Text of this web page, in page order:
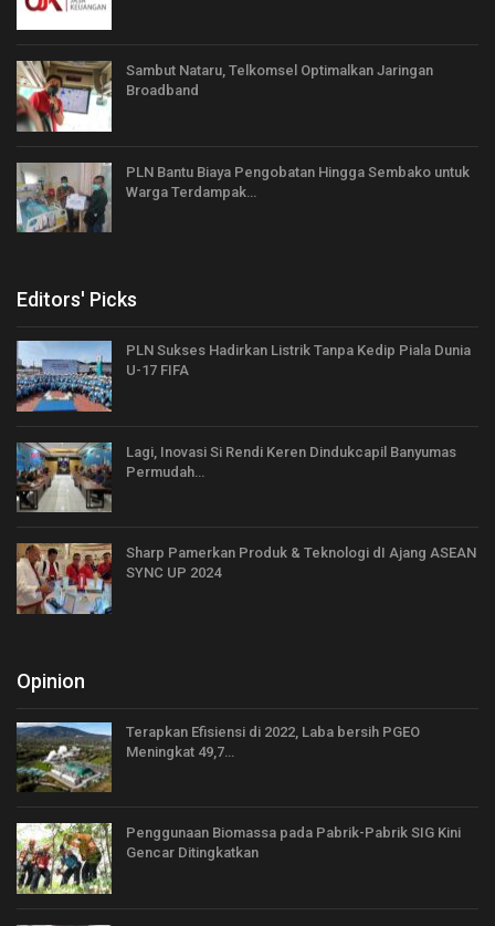
Sambut Nataru, Telkomsel Optimalkan Jaringan
Broadband
PLN Bantu Biaya Pengobatan Hingga Sembako untuk
Warga Terdampak…
Editors' Picks
PLN Sukses Hadirkan Listrik Tanpa Kedip Piala Dunia
U-17 FIFA
Lagi, Inovasi Si Rendi Keren Dindukcapil Banyumas
Permudah…
Sharp Pamerkan Produk & Teknologi dI Ajang ASEAN
SYNC UP 2024
Opinion
Terapkan Efisiensi di 2022, Laba bersih PGEO
Meningkat 49,7…
Penggunaan Biomassa pada Pabrik-Pabrik SIG Kini
Gencar Ditingkatkan